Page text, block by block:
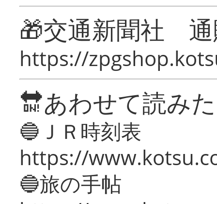
🎁交通新聞社
https://
🔛あわせて読み
🔵ＪＲ時刻表
https://
🔵旅の手帖